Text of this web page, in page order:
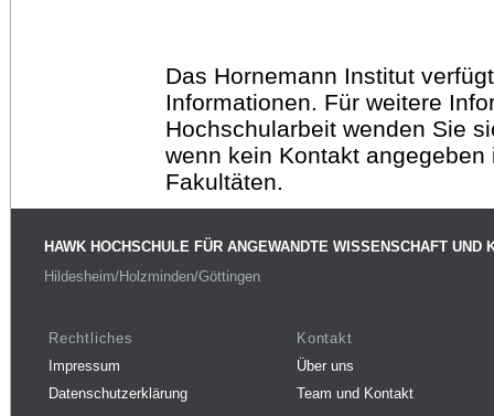
Das Hornemann Institut
Informationen. Für weitere
Hochschularbeit wenden Sie
wenn kein Kontakt
Fakultäten.
HAWK HOCHSCHULE FÜR ANGEWANDTE WISSENSCHAFT UND
Hildesheim/Holzminden/Göttingen
Rechtliches
Impressum
Datenschutzerklärung
Kontakt
Über uns
Team und Kontakt